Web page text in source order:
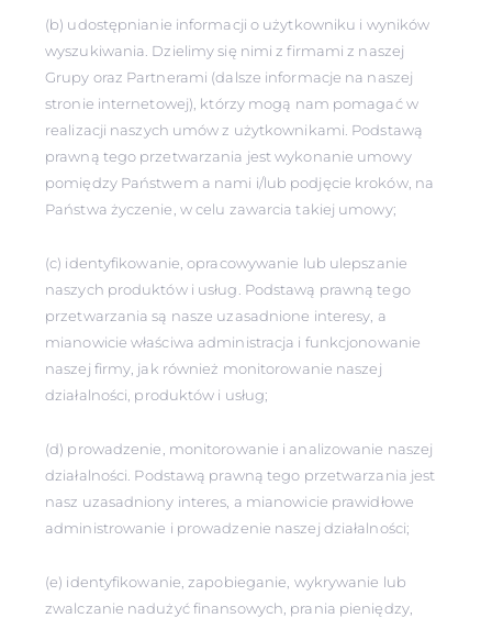
(b) udostępnianie informacji o użytkowniku i wyników
wyszukiwania. Dzielimy się nimi z firmami z naszej
Grupy oraz Partnerami (dalsze informacje na naszej
stronie internetowej), którzy mogą nam pomagać w
realizacji naszych umów z użytkownikami. Podstawą
prawną tego przetwarzania jest wykonanie umowy
pomiędzy Państwem a nami i/lub podjęcie kroków, na
Państwa życzenie, w celu zawarcia takiej umowy;
(c) identyfikowanie, opracowywanie lub ulepszanie
naszych produktów i usług. Podstawą prawną tego
przetwarzania są nasze uzasadnione interesy, a
mianowicie właściwa administracja i funkcjonowanie
naszej firmy, jak również monitorowanie naszej
działalności, produktów i usług;
(d) prowadzenie, monitorowanie i analizowanie naszej
działalności. Podstawą prawną tego przetwarzania jest
nasz uzasadniony interes, a mianowicie prawidłowe
administrowanie i prowadzenie naszej działalności;
(e) identyfikowanie, zapobieganie, wykrywanie lub
zwalczanie nadużyć finansowych, prania pieniędzy,